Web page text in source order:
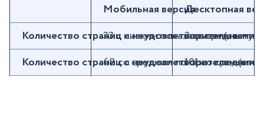
Мобильная версияДесктопная
Количество страниц с неудовлетворительными
33 с низким показателем
3 со средним
Количество страниц с неудовлетворительными
68 со средним показателем
101 со средним